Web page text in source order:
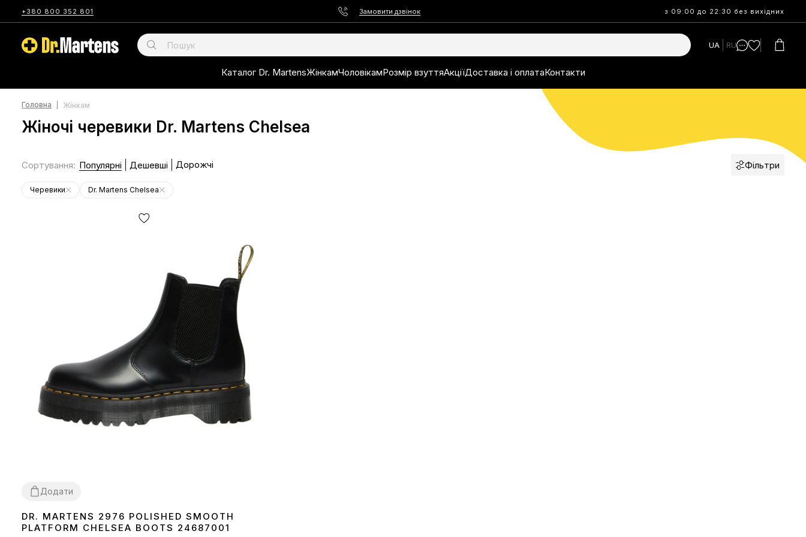
+380 800 352 801 Замовити дзвінок з 09:00 до 22:30 без вихідних
UA RU
Каталог Dr. MartensЖінкамЧоловікамРозмір взуттяАкціїДоставка і оплатаКонтакти
Головна Жінкам
Жіночі черевики Dr. Martens Chelsea
Сортування: Популярні Дешевші Дорожчі Фільтри
Черевики Dr. Martens Chelsea
Додати
40
DR. MARTENS 2976 POLISHED SMOOTH
PLATFORM CHELSEA BOOTS 24687001